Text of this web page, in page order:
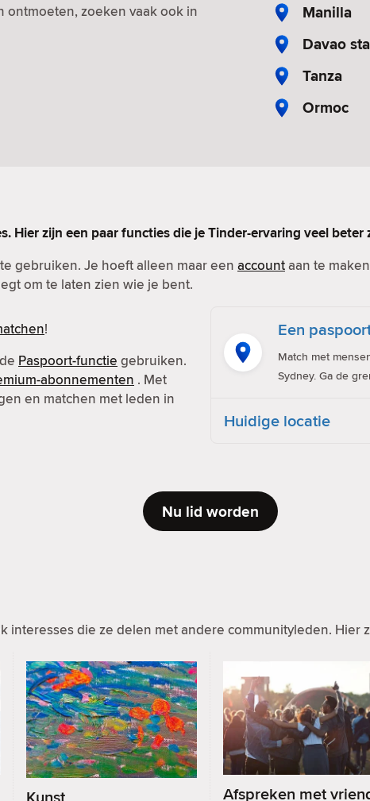
ontmoeten, zoeken vaak ook in
Manilla
Davao
Tanza
Ormoc
Hier zijn een paar functies die je Tinder-ervaring veel beter
gebruiken. Je hoeft alleen maar een accountaan te
om te laten zien wie je bent.
!
Paspoort-functie gebruiken.
abonnementen . Met
en matchen met leden in
Een
Match met
Sydney. Ga de
Huidige locatie
Nu lid worden
interesses die ze delen met andere communityleden. Hier
Afspreken met